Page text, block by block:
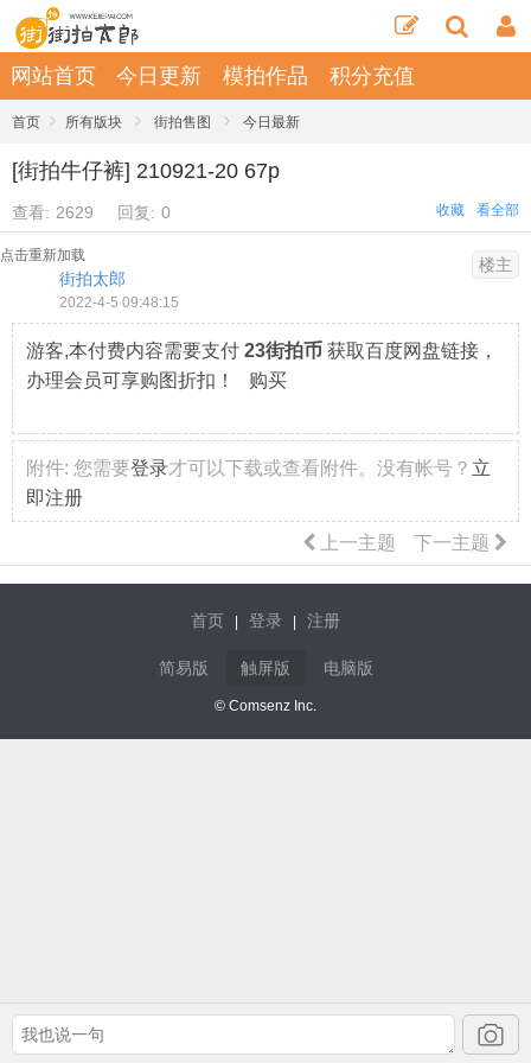
网站首页 今日更新 模拍作品 积分充值
首页 › 所有版块 › 街拍售图 › 今日最新
[街拍牛仔裤] 210921-20 67p
查看: 2629 回复: 0 看全部
收藏
点击重新加载
街拍太郎
2022-4-5 09:48:15
楼主
游客,本付费内容需要支付 23街拍币 获取百度网盘链接，
办理会员可享购图折扣！ 购买
附件: 您需要登录才可以下载或查看附件。没有帐号？ 立
即注册
下一主题
上一主题
首页 登录 注册
简易版 触屏版 电脑版
© Comsenz Inc.